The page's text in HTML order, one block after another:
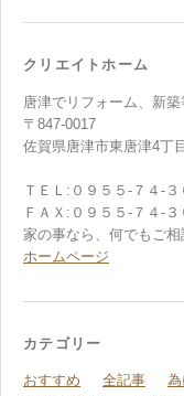
クリエイトホーム
唐津でリフォーム、新
〒847-0017
佐賀県唐津市東唐津4丁
ＴＥＬ:０９５５-７４-３
ＦＡＸ:０９５５-７４-３
家の事なら、何でもご相
ホームページ
カテゴリー
おすすめ 全記事